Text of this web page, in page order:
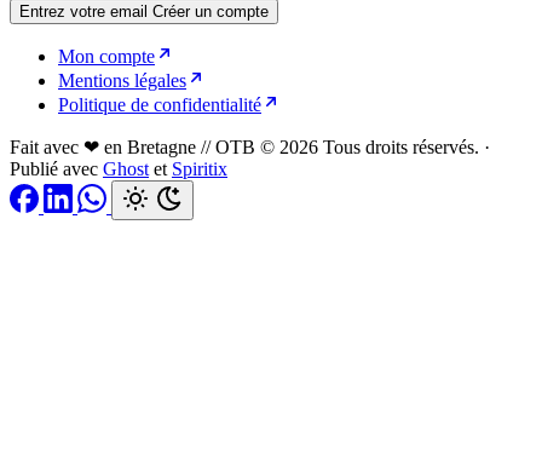
Entrez votre email Créer un compte
Mon compte
Mentions légales
Politique de confidentialité
Fait avec ❤ en Bretagne // OTB © 2026 Tous droits réservés. ·
Publié avec Ghost et Spiritix